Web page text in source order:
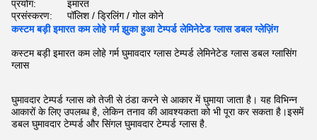
प्रयोग:
इमारत
प्रसंस्करण:
पॉलिश / ड्रिलिंग / गोल कोने
कस्टम बड़ी इमारत कम लोहे गर्म झुका हुआ टेम्पर्ड लेमिनेटेड ग्लास डबल ग्लेज़िंग
कस्टम बड़ी इमारत कम लोहे गर्म घुमावदार ग्लास टेम्पर्ड लेमिनेटेड ग्लास डबल ग्लासिंग
ग्लास
घुमावदार टेम्पर्ड ग्लास को तेजी से ठंडा करने से आकार में घुमाया जाता है। यह विभिन्न
आकारों के लिए उपलब्ध है, लेकिन तनाव की आवश्यकता को भी पूरा कर सकता है।इसमें
डबल घुमावदार टेम्पर्ड और सिंगल घुमावदार टेम्पर्ड ग्लास है.